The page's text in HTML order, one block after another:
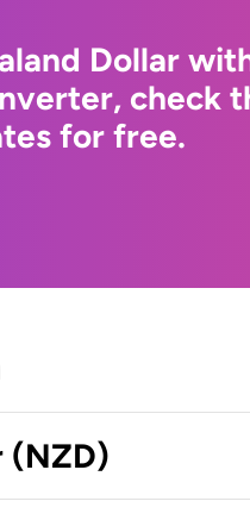
Dollar
check
for free.
(NZD)